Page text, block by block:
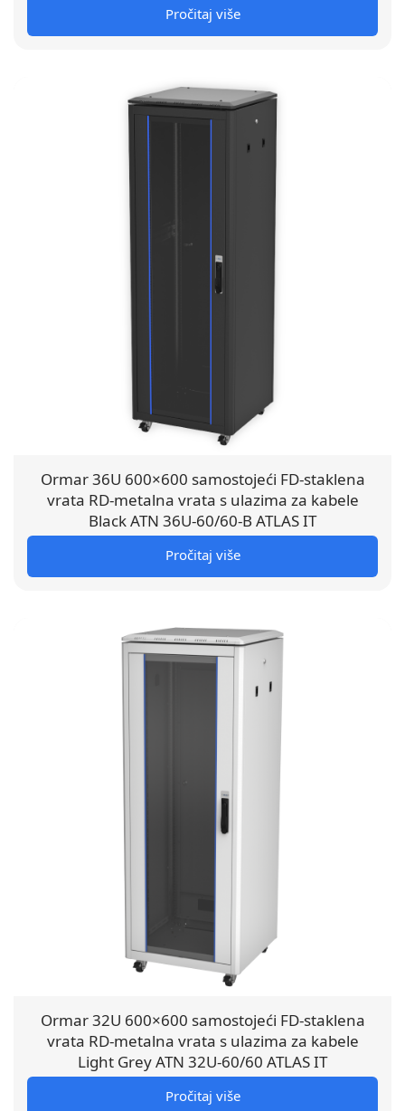
Pročitaj više
Ormar 36U 600×600 samostojeći FD-staklena
vrata RD-metalna vrata s ulazima za kabele
Black ATN 36U-60/60-B ATLAS IT
Pročitaj više
Ormar 32U 600×600 samostojeći FD-staklena
vrata RD-metalna vrata s ulazima za kabele
Light Grey ATN 32U-60/60 ATLAS IT
Pročitaj više